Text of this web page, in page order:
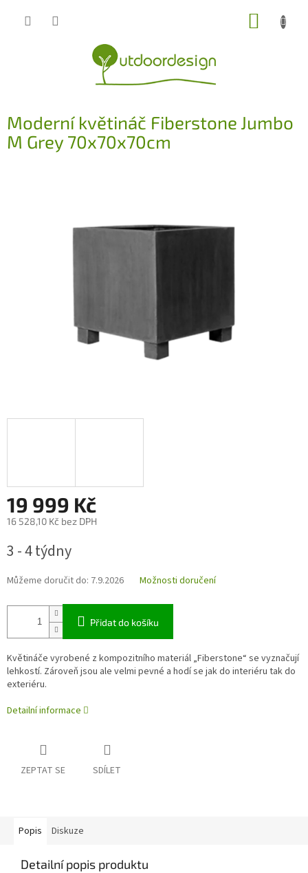
Moderní květináč Fiberstone Jumbo
M Grey 70x70x70cm
19 999 Kč
16 528,10 Kč bez DPH
cena:
3 - 4 týdny
Můžeme doručit do: 7.9.2026 Možnosti doručení
Přidat do košíku
Květináče vyrobené z kompozitního materiál „Fiberstone“ se vyznačují
lehkostí. Zároveň jsou ale velmi pevné a hodí se jak do interiéru tak do
exteriéru.
Detailní informace
ZEPTAT SE SDÍLET
Popis Diskuze
Detailní popis produktu